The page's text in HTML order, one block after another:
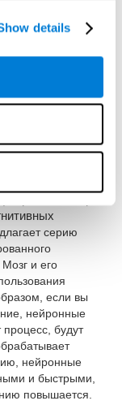
details
фокусированное
для повышения
серию
и его
если вы
нейронные
процесс, будут
нейронные
и быстрыми,
повышается.